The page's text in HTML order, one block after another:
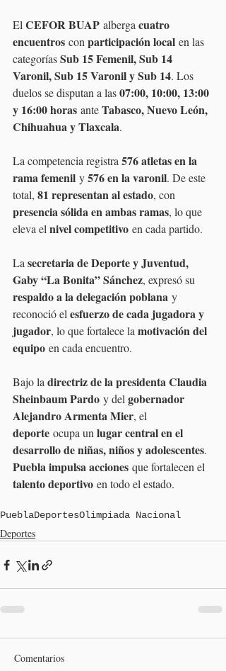
El CEFOR BUAP alberga cuatro
encuentros con participación local en las
categorías Sub 15 Femenil, Sub 14
Varonil, Sub 15 Varonil y Sub 14. Los
duelos se disputan a las 07:00, 10:00, 13:00
y 16:00 horas ante Tabasco, Nuevo León,
Chihuahua y Tlaxcala.
La competencia registra 576 atletas en la
rama femenil y 576 en la varonil. De este
total, 81 representan al estado, con
presencia sólida en ambas ramas, lo que
eleva el nivel competitivo en cada partido.
La secretaria de Deporte y Juventud,
Gaby “La Bonita” Sánchez, expresó su
respaldo a la delegación poblana y
reconoció el esfuerzo de cada jugadora y
jugador, lo que fortalece la motivación del
equipo en cada encuentro.
Bajo la directriz de la presidenta Claudia
Sheinbaum Pardo y del gobernador
Alejandro Armenta Mier, el
deporte ocupa un lugar central en el
desarrollo de niñas, niños y adolescentes.
Puebla impulsa acciones que fortalecen el
talento deportivo en todo el estado.
PueblaDeportesOlimpiada Nacional
Deportes
Comentarios